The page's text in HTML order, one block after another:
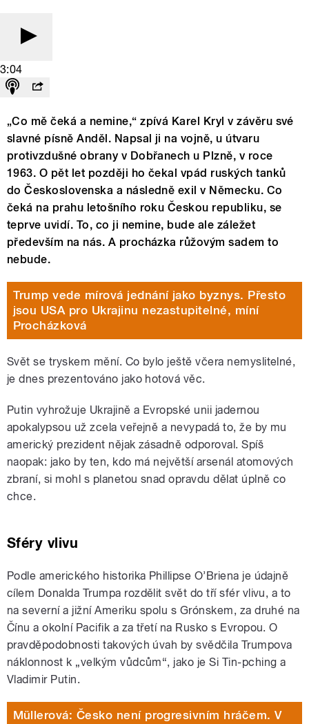
3:04
„Co mě čeká a nemine,“ zpívá Karel Kryl v závěru své
slavné písně Anděl. Napsal ji na vojně, u útvaru
protivzdušné obrany v Dobřanech u Plzně, v roce
1963. O pět let později ho čekal vpád ruských tanků
do Československa a následně exil v Německu. Co
čeká na prahu letošního roku Českou republiku, se
teprve uvidí. To, co ji nemine, bude ale záležet
především na nás. A procházka růžovým sadem to
nebude.
Trump vede mírová jednání jako byznys. Přesto
jsou USA pro Ukrajinu nezastupitelné, míní
Procházková
Svět se tryskem mění. Co bylo ještě včera nemyslitelné,
je dnes prezentováno jako hotová věc.
Putin vyhrožuje Ukrajině a Evropské unii jadernou
apokalypsou už zcela veřejně a nevypadá to, že by mu
americký prezident nějak zásadně odporoval. Spíš
naopak: jako by ten, kdo má největší arsenál atomových
zbraní, si mohl s planetou snad opravdu dělat úplně co
chce.
Sféry vlivu
Podle amerického historika Phillipse O’Briena je údajně
cílem Donalda Trumpa rozdělit svět do tří sfér vlivu, a to
na severní a jižní Ameriku spolu s Grónskem, za druhé na
Čínu a okolní Pacifik a za třetí na Rusko s Evropou. O
pravděpodobnosti takových úvah by svědčila Trumpova
náklonnost k „velkým vůdcům“, jako je Si Tin-pching a
Vladimir Putin.
Müllerová: Česko není progresivním hráčem. V